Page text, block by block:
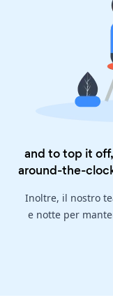
and to top it
around-the-
Inoltre, il nostro
e notte per